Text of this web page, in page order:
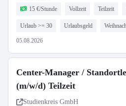
15 €/Stunde Vollzeit Teilzeit
Urlaub >= 30 Urlaubsgeld
05.08.2026
Center-Manager /
(m/w/d) Teilzeit
Studienkreis GmbH